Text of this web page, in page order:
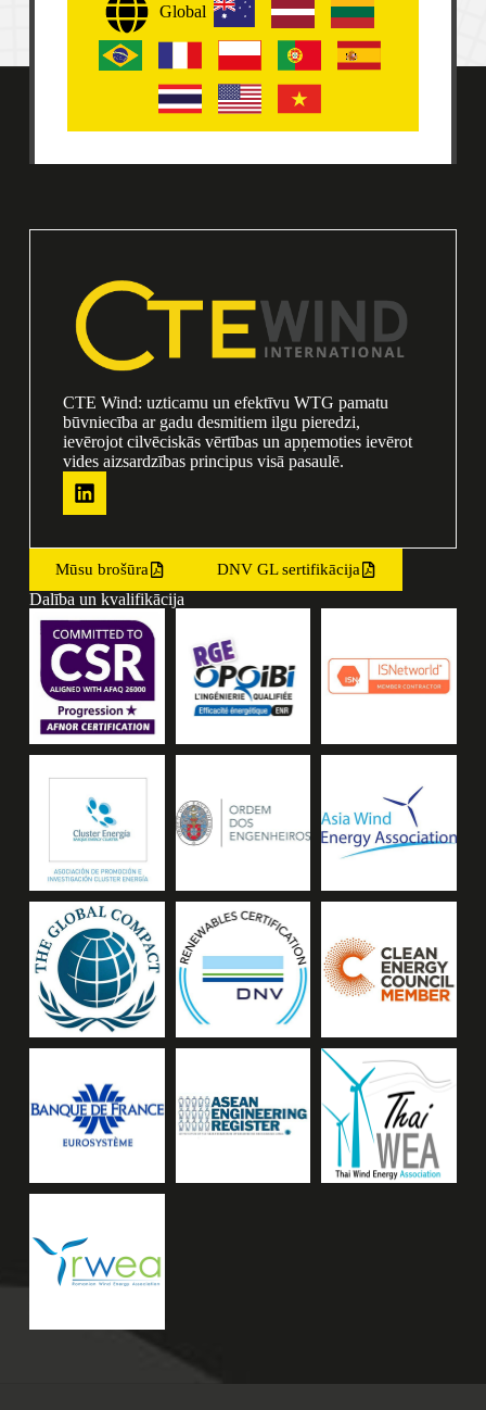
Global
CTE Wind: uzticamu un efektīvu WTG pamatu
būvniecība ar gadu desmitiem ilgu pieredzi,
ievērojot cilvēciskās vērtības un apņemoties ievērot
vides aizsardzības principus visā pasaulē.
Mūsu brošūra DNV GL sertifikācija
Dalība un kvalifikācija